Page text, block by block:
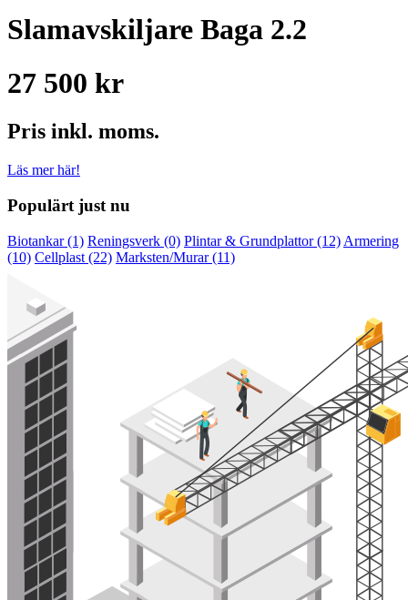
Slamavskiljare Baga 2.2
27 500 kr
Pris inkl. moms.
Läs mer här!
Populärt just nu
Biotankar (1) Reningsverk (0) Plintar & Grundplattor (12) Armering
(10) Cellplast (22) Marksten/Murar (11)